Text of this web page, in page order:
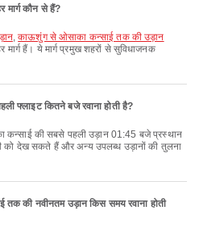
कौन से हैं?
,काऊशुंग से ओसाका कन्साई तक की उड़ान
हैं। ये मार्ग प्रमुख शहरों से सुविधाजनक
फ्लाइट कितने बजे रवाना होती है?
देख सकते हैं और अन्य उपलब्ध उड़ानों की तुलना
की नवीनतम उड़ान किस समय रवाना होती